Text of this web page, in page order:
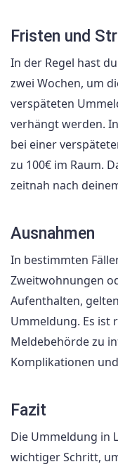
Fristen und
In der Regel hast
zwei Wochen, um
verspäteten
verhängt werden.
bei einer
zu 100€ im Raum.
zeitnah nach
Ausnahmen
In bestimmten
Zweitwohnungen
Aufenthalten,
Ummeldung. Es ist
Meldebehörde zu
Komplikationen
Fazit
Die Ummeldung in
wichtiger Schritt,